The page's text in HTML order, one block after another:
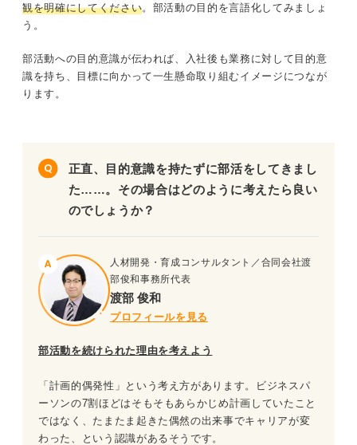
観を明確にしてください。部活動の目的を言語化してみましょ
う。
部活動への目的意識が伝われば、入社後も業務に対して目的意
識を持ち、目標に向かって一生懸命取り組むイメージにつなが
ります。
正直、目的意識を持たずに部活をしてきまし
た……。その場合はどのように考えたら良い
のでしょうか？
人材開発・育成コンサルタント／合同会社渡
部俊和事務所代表
渡部 俊和
プロフィールを見る
部活動を続けられた理由を考えよう
「計画的偶発性」という考え方があります。ビジネスパ
ーソンの7割ほどはそもそもあらかじめ計画していたこと
ではなく、たまたま起きた偶然の出来事でキャリアが変
わった、という認識があるそうです。